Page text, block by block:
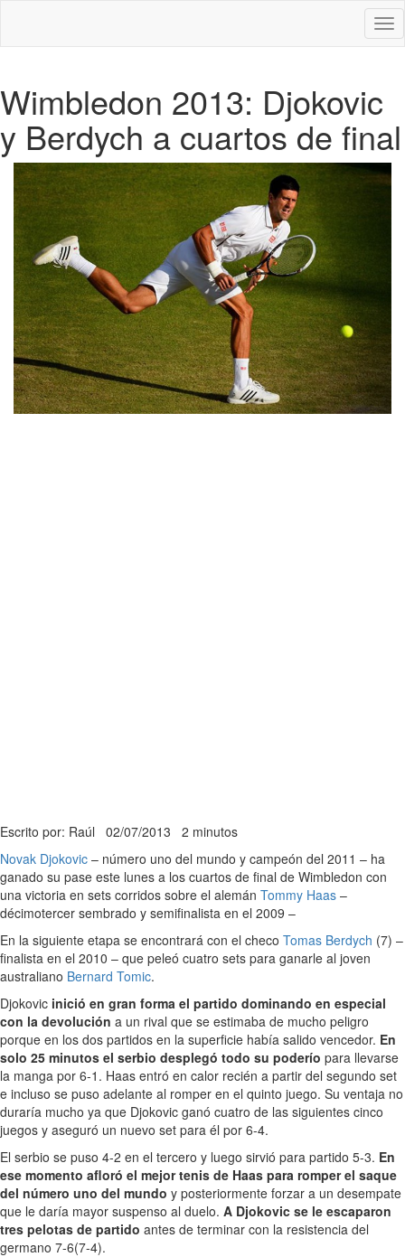
Wimbledon 2013: Djokovic
y Berdych a cuartos de final
Escrito por: Raúl 02/07/2013 2 minutos
Novak Djokovic – número uno del mundo y campeón del 2011 – ha
ganado su pase este lunes a los cuartos de final de Wimbledon con
una victoria en sets corridos sobre el alemán Tommy Haas –
décimotercer sembrado y semifinalista en el 2009 –
En la siguiente etapa se encontrará con el checo Tomas Berdych (7) –
finalista en el 2010 – que peleó cuatro sets para ganarle al joven
australiano Bernard Tomic.
Djokovic inició en gran forma el partido dominando en especial
con la devolución a un rival que se estimaba de mucho peligro
porque en los dos partidos en la superficie había salido vencedor. En
solo 25 minutos el serbio desplegó todo su poderío para llevarse
la manga por 6-1. Haas entró en calor recién a partir del segundo set
e incluso se puso adelante al romper en el quinto juego. Su ventaja no
duraría mucho ya que Djokovic ganó cuatro de las siguientes cinco
juegos y aseguró un nuevo set para él por 6-4.
El serbio se puso 4-2 en el tercero y luego sirvió para partido 5-3. En
ese momento afloró el mejor tenis de Haas para romper el saque
del número uno del mundo y posteriormente forzar a un desempate
que le daría mayor suspenso al duelo. A Djokovic se le escaparon
tres pelotas de partido antes de terminar con la resistencia del
germano 7-6(7-4).